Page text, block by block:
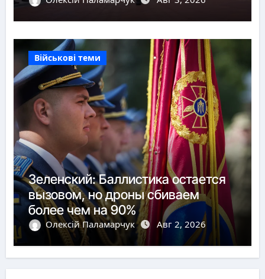
Військові теми
Зеленский: Баллистика остается
вызовом, но дроны сбиваем
более чем на 90%
Олексій Паламарчук Авг 2, 2026